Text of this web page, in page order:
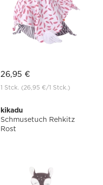
26,95 €
1 Stck. (26,95 €/1 Stck.)
kikadu
Schmusetuch Rehkitz
Rost